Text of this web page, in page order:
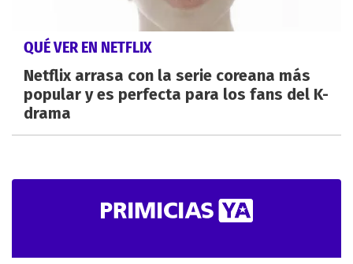
QUÉ VER EN NETFLIX
Netflix arrasa con la serie coreana más
popular y es perfecta para los fans del K-
drama